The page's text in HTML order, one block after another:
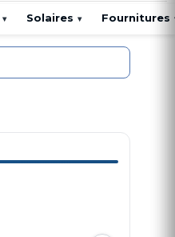
▾ Solaires ▾ Fournitures